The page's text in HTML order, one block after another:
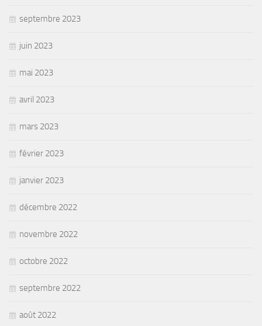
septembre 2023
juin 2023
mai 2023
avril 2023
mars 2023
février 2023
janvier 2023
décembre 2022
novembre 2022
octobre 2022
septembre 2022
août 2022